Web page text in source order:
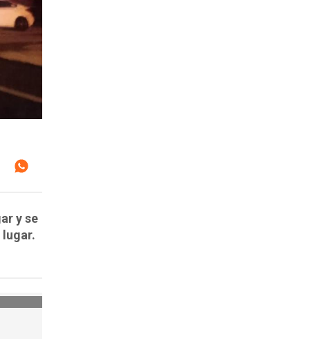
y se
lugar.